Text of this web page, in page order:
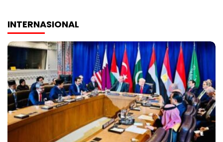
INTERNASIONAL